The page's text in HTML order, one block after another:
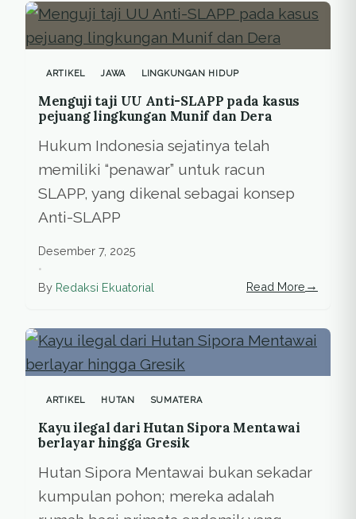
ARTIKEL JAWA LINGKUNGAN HIDUP
Menguji taji UU Anti-SLAPP pada kasus
pejuang lingkungan Munif dan Dera
Hukum Indonesia sejatinya telah
memiliki “penawar” untuk racun
SLAPP, yang dikenal sebagai konsep
Anti-SLAPP
Desember 7, 2025
•
By Redaksi Ekuatorial Read More →
ARTIKEL HUTAN SUMATERA
Kayu ilegal dari Hutan Sipora Mentawai
berlayar hingga Gresik
Hutan Sipora Mentawai bukan sekadar
kumpulan pohon; mereka adalah